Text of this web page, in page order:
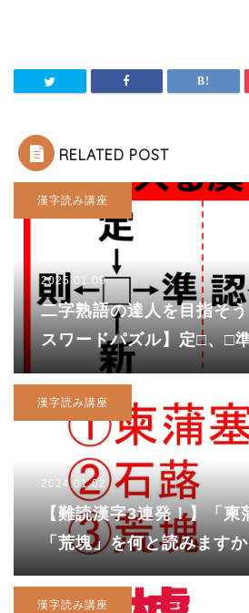
RELATED POST
漢字読み講座
2025.01.09
二字熟語の達人を目指そ
スワードパズル】定□、□
則・・・！？
漢字読み講座
2024.01.02
【難読漢字3連発！】「柬
「荒塊」を何と読みますか
漢字読み講座